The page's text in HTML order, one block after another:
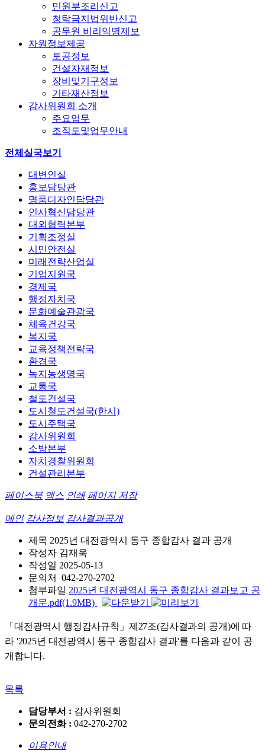
민원부조리신고
청탁금지법위반신고
공무원 비리익명제보
자원정보제공
토공정보
건설자재정보
장비및기구정보
기타재산정보
감사위원회 소개
주요업무
조직도및업무안내
전체실국보기
대변인실
홍보담당관
명품디자인담당관
인사혁신담당관
대외협력본부
기획조정실
시민안전실
미래전략산업실
기업지원국
경제국
행정자치국
문화예술관광국
체육건강국
복지국
교육정책전략국
환경국
녹지농생명국
교통국
철도건설국
도시철도건설국(한시)
도시주택국
감사위원회
소방본부
자치경찰위원회
건설관리본부
페이스북 엑스 인쇄 페이지 저장
메인 감사정보 감사결과공개
제목 2025년 대전광역시 동구 종합감사 결과 공개
작성자 김재욱
작성일 2025-05-13
문의처
042-270-2702
첨부파일 2025년 대전광역시 동구 종합감사 결과보고 공
개문.pdf(1.9MB)
「대전광역시 행정감사규칙」제27조(감사결과의 공개)에 따
라 '2025년 대전광역시 동구 종합감사 결과'를 다음과 같이 공
개합니다.
목록
담당부서 : 감사위원회
문의전화 : 042-270-2702
이용안내